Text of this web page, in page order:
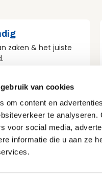
van cookies
om content en
te
voor social media,
informatie die u aan ze
zaken & het juiste
voor duurzaamheid
we doen.
Privacy & Cookies